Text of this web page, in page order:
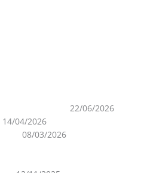
22/06/2026
14/04/2026
08/03/2026